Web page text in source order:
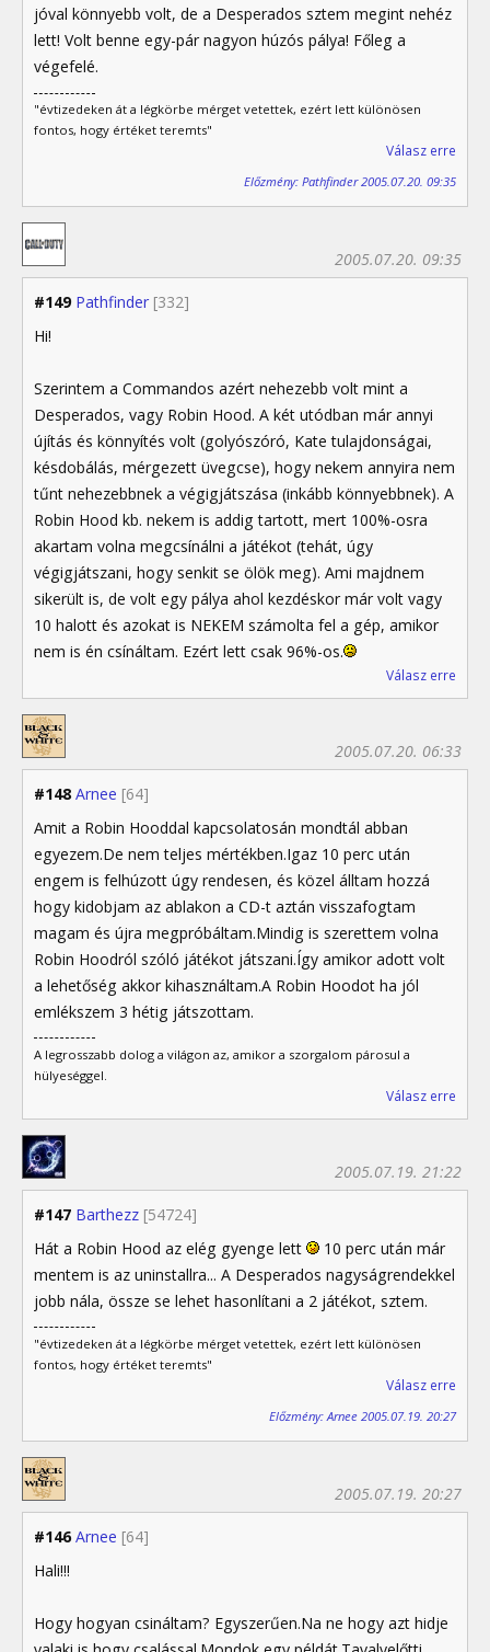
jóval könnyebb volt, de a Desperados sztem megint nehéz
lett! Volt benne egy-pár nagyon húzós pálya! Főleg a
végefelé.
"évtizedeken át a légkörbe mérget vetettek, ezért lett különösen
fontos, hogy értéket teremts"
Válasz erre
Előzmény: Pathfinder 2005.07.20. 09:35
#149 Pathfinder [332]
2005.07.20. 09:35
Hi!
Szerintem a Commandos azért nehezebb volt mint a
Desperados, vagy Robin Hood. A két utódban már annyi
újítás és könnyítés volt (golyószóró, Kate tulajdonságai,
késdobálás, mérgezett üvegcse), hogy nekem annyira nem
tűnt nehezebbnek a végigjátszása (inkább könnyebbnek). A
Robin Hood kb. nekem is addig tartott, mert 100%-osra
akartam volna megcsínálni a játékot (tehát, úgy
végigjátszani, hogy senkit se ölök meg). Ami majdnem
sikerült is, de volt egy pálya ahol kezdéskor már volt vagy
10 halott és azokat is NEKEM számolta fel a gép, amikor
nem is én csínáltam. Ezért lett csak 96%-os.
Válasz erre
#148 Arnee [64]
2005.07.20. 06:33
Amit a Robin Hooddal kapcsolatosán mondtál abban
egyezem.De nem teljes mértékben.Igaz 10 perc után
engem is felhúzott úgy rendesen, és közel álltam hozzá
hogy kidobjam az ablakon a CD-t aztán visszafogtam
magam és újra megpróbáltam.Mindig is szerettem volna
Robin Hoodról szóló játékot játszani.Így amikor adott volt
a lehetőség akkor kihasználtam.A Robin Hoodot ha jól
emlékszem 3 hétig játszottam.
A legrosszabb dolog a világon az, amikor a szorgalom párosul a
hülyeséggel.
Válasz erre
#147 Barthezz [54724]
2005.07.19. 21:22
Hát a Robin Hood az elég gyenge lett
10 perc után már
mentem is az uninstallra... A Desperados nagyságrendekkel
jobb nála, össze se lehet hasonlítani a 2 játékot, sztem.
"évtizedeken át a légkörbe mérget vetettek, ezért lett különösen
fontos, hogy értéket teremts"
Válasz erre
Előzmény: Arnee 2005.07.19. 20:27
#146 Arnee [64]
2005.07.19. 20:27
Hali!!!
Hogy hogyan csináltam? Egyszerűen.Na ne hogy azt hidje